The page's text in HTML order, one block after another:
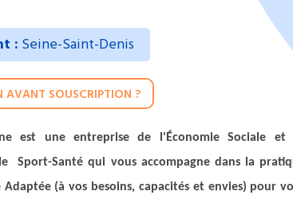
: Seine-Saint-Denis
AVANT SOUSCRIPTION ?
est une entreprise de l'Économie Sociale et
Sport-Santé qui vous accompagne dans la
(à vos besoins, capacités et envies) pour